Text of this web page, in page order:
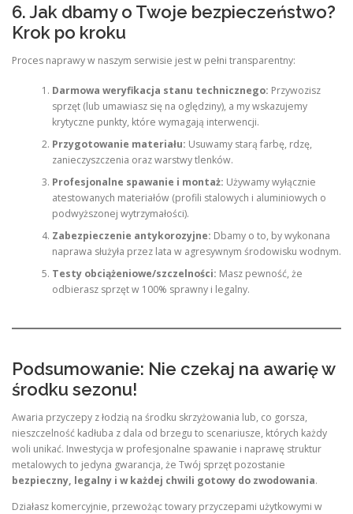
6. Jak dbamy o Twoje bezpieczeństwo?
Krok po kroku
Proces naprawy w naszym serwisie jest w pełni transparentny:
Darmowa weryfikacja stanu technicznego: Przywozisz
sprzęt (lub umawiasz się na oględziny), a my wskazujemy
krytyczne punkty, które wymagają interwencji.
Przygotowanie materiału: Usuwamy starą farbę, rdzę,
zanieczyszczenia oraz warstwy tlenków.
Profesjonalne spawanie i montaż: Używamy wyłącznie
atestowanych materiałów (profili stalowych i aluminiowych o
podwyższonej wytrzymałości).
Zabezpieczenie antykorozyjne: Dbamy o to, by wykonana
naprawa służyła przez lata w agresywnym środowisku wodnym.
Testy obciążeniowe/szczelności: Masz pewność, że
odbierasz sprzęt w 100% sprawny i legalny.
Podsumowanie: Nie czekaj na awarię w
środku sezonu!
Awaria przyczepy z łodzią na środku skrzyżowania lub, co gorsza,
nieszczelność kadłuba z dala od brzegu to scenariusze, których każdy
woli unikać. Inwestycja w profesjonalne spawanie i naprawę struktur
metalowych to jedyna gwarancja, że Twój sprzęt pozostanie
bezpieczny, legalny i w każdej chwili gotowy do zwodowania.
Działasz komercyjnie, przewożąc towary przyczepami użytkowymi w